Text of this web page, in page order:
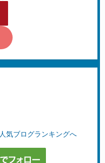
人気ブログランキングへ